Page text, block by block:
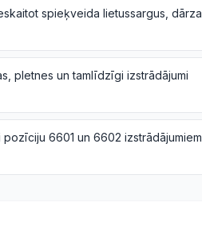
pletnes un tamlīdzīgi izstrādājumi
6601 un 6602 izstrādājumiem